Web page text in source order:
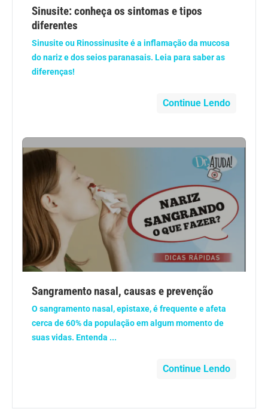
Sinusite: conheça os sintomas e tipos
diferentes
Sinusite ou Rinossinusite é a inflamação da mucosa
do nariz e dos seios paranasais. Leia para saber as
diferenças!
Continue Lendo
Sangramento nasal, causas e prevenção
O sangramento nasal, epistaxe, é frequente e afeta
cerca de 60% da população em algum momento de
suas vidas. Entenda ...
Continue Lendo